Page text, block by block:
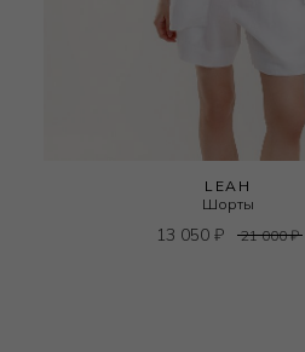
LEAH
Шорты
13 050₽ 21 000₽